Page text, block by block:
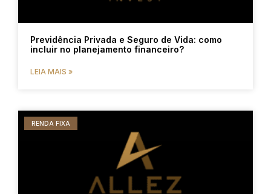
Previdência Privada e Seguro de Vida: como
incluir no planejamento financeiro?
LEIA MAIS »
RENDA FIXA